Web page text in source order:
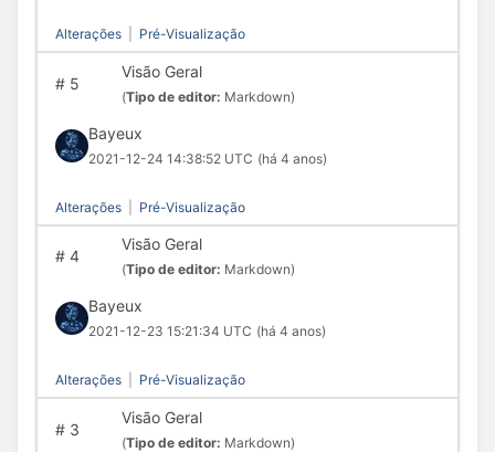
Alterações Pré-Visualização
#5
Visão Geral
(Tipo de editor: Markdown)
Bayeux
2021-12-24 14:38:52 UTC (há 4 anos)
Alterações Pré-Visualização
#4
Visão Geral
(Tipo de editor: Markdown)
Bayeux
2021-12-23 15:21:34 UTC (há 4 anos)
Alterações Pré-Visualização
#3
Visão Geral
(Tipo de editor: Markdown)